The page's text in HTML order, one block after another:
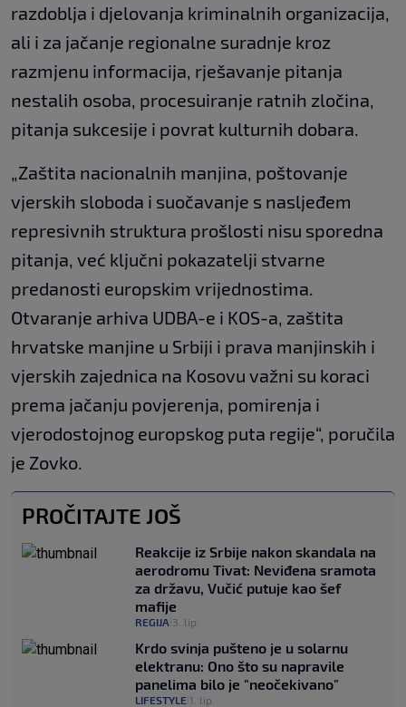
razdoblja i djelovanja kriminalnih organizacija,
ali i za jačanje regionalne suradnje kroz
razmjenu informacija, rješavanje pitanja
nestalih osoba, procesuiranje ratnih zločina,
pitanja sukcesije i povrat kulturnih dobara.
„Zaštita nacionalnih manjina, poštovanje
vjerskih sloboda i suočavanje s nasljeđem
represivnih struktura prošlosti nisu sporedna
pitanja, već ključni pokazatelji stvarne
predanosti europskim vrijednostima.
Otvaranje arhiva UDBA-e i KOS-a, zaštita
hrvatske manjine u Srbiji i prava manjinskih i
vjerskih zajednica na Kosovu važni su koraci
prema jačanju povjerenja, pomirenja i
vjerodostojnog europskog puta regije“, poručila
je Zovko.
PROČITAJTE JOŠ
Reakcije iz Srbije nakon skandala na
aerodromu Tivat: Neviđena sramota
za državu, Vučić putuje kao šef
mafije
REGIJA 3. lip.
Krdo svinja pušteno je u solarnu
elektranu: Ono što su napravile
panelima bilo je "neočekivano"
LIFESTYLE 1. lip.